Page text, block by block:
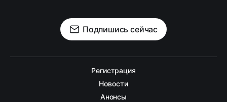
Подпишись сейчас
Регистрация
Новости
Анонсы